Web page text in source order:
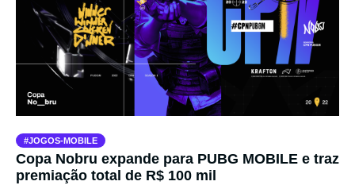
JOGOS-MOBILE
Copa Nobru expande para PUBG MOBILE e traz
premiação total de R$ 100 mil